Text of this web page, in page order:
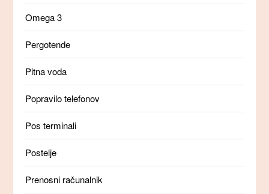
Omega 3
Pergotende
Pitna voda
Popravilo telefonov
Pos terminali
Postelje
Prenosni računalnik